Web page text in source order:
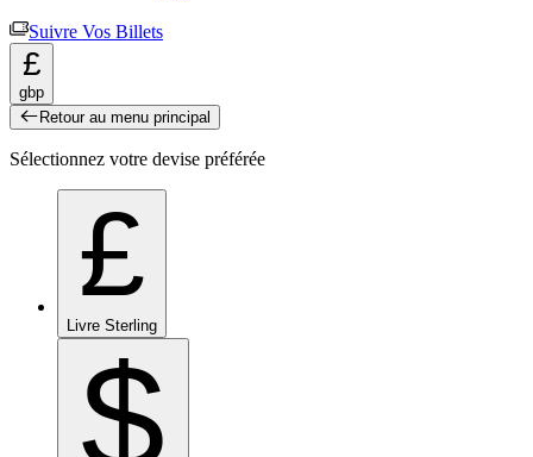
Suivre Vos Billets
£
gbp
Retour au menu principal
Sélectionnez votre devise préférée
£
Livre Sterling
$